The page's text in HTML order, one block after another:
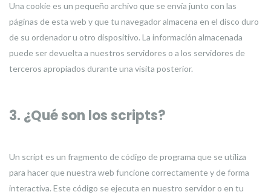
Una cookie es un pequeño archivo que se envía junto con las
páginas de esta web y que tu navegador almacena en el disco duro
de su ordenador u otro dispositivo. La información almacenada
puede ser devuelta a nuestros servidores o a los servidores de
terceros apropiados durante una visita posterior.
3. ¿Qué son los scripts?
Un script es un fragmento de código de programa que se utiliza
para hacer que nuestra web funcione correctamente y de forma
interactiva. Este código se ejecuta en nuestro servidor o en tu